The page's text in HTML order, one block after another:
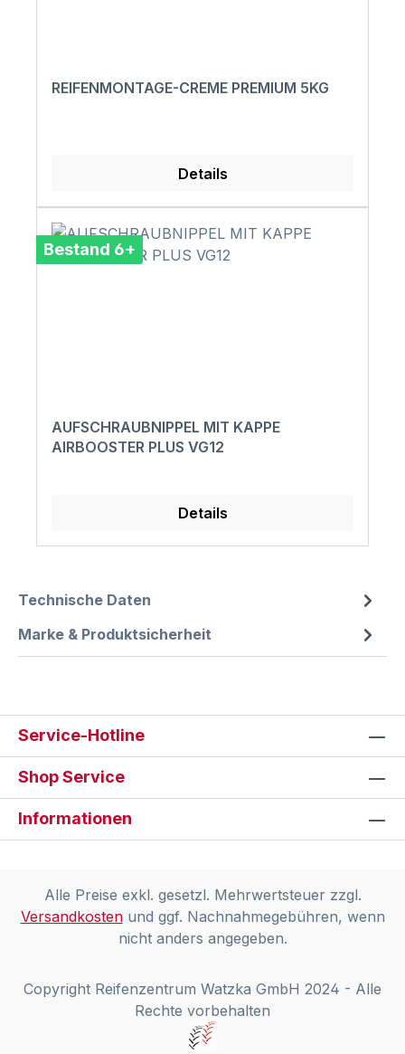
REIFENMONTAGE-CREME PREMIUM 5KG
Details
Bestand 6+
AUFSCHRAUBNIPPEL MIT KAPPE
AIRBOOSTER PLUS VG12
Details
Technische Daten
Marke & Produktsicherheit
Service-Hotline
Shop Service
Informationen
Alle Preise exkl. gesetzl. Mehrwertsteuer zzgl.
Versandkostenund ggf. Nachnahmegebühren, wenn
nicht anders angegeben.
Copyright Reifenzentrum Watzka GmbH 2024 - Alle
Rechte vorbehalten